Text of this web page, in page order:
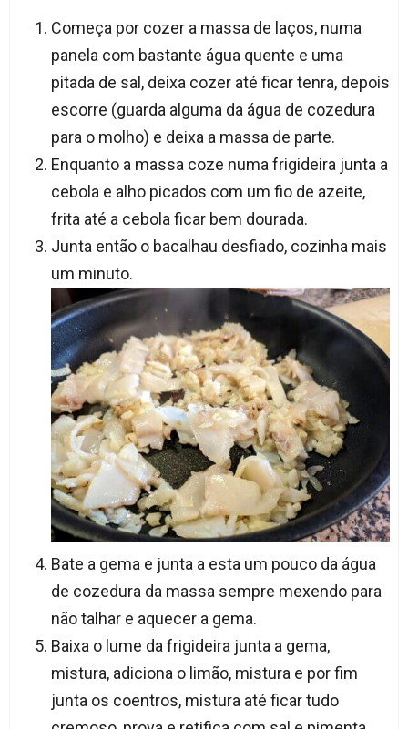
Começa por cozer a massa de laços, numa
panela com bastante água quente e uma
pitada de sal, deixa cozer até ficar tenra, depois
escorre (guarda alguma da água de cozedura
para o molho) e deixa a massa de parte.
Enquanto a massa coze numa frigideira junta a
cebola e alho picados com um fio de azeite,
frita até a cebola ficar bem dourada.
Junta então o bacalhau desfiado, cozinha mais
um minuto.
Bate a gema e junta a esta um pouco da água
de cozedura da massa sempre mexendo para
não talhar e aquecer a gema.
Baixa o lume da frigideira junta a gema,
mistura, adiciona o limão, mistura e por fim
junta os coentros, mistura até ficar tudo